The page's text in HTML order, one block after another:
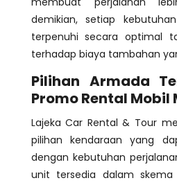
demikian, setiap
terpenuhi secara optimal
terhadap biaya tambahan
Pilihan Armada
Promo Rental Mobil
Lajeka Car Rental & Tour
pilihan kendaraan yang
dengan kebutuhan
unit tersedia dalam skema